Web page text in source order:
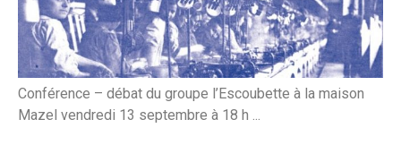
Conférence – débat du groupe l’Escoubette à la maison
Mazel vendredi 13 septembre à 18 h ...